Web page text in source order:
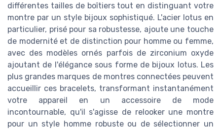
différentes tailles de boîtiers tout en distinguant votre
montre par un style bijoux sophistiqué. L'acier lotus en
particulier, prisé pour sa robustesse, ajoute une touche
de modernité et de distinction pour homme ou femme,
avec des modèles ornés parfois de zirconium oxyde
ajoutant de l'élégance sous forme de bijoux lotus. Les
plus grandes marques de montres connectées peuvent
accueillir ces bracelets, transformant instantanément
votre appareil en un accessoire de mode
incontournable, qu'il s'agisse de relooker une montre
pour un style homme robuste ou de sélectionner un